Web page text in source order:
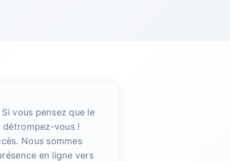
Si vous pensez que le
détrompez-vous !
Nous sommes
en ligne vers